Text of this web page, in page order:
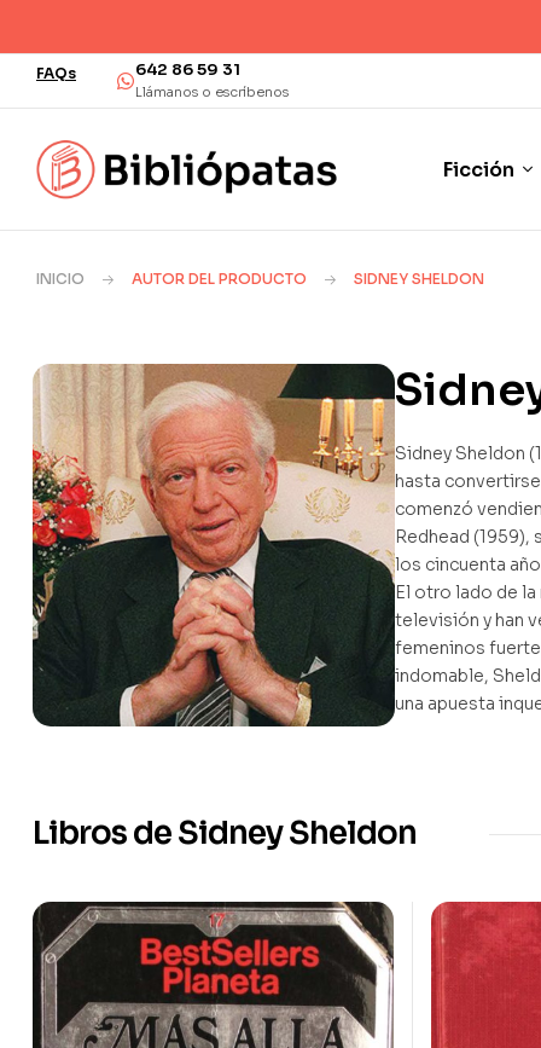
FAQs 642 86 59 31
Llámanos o escríbenos
Ficción
INICIO AUTOR DEL PRODUCTO SIDNEY SHELDON
Sidney Sheldon
hasta
comenzó
Redhead
los cincuenta
El otro lado de
televisión y han
femeninos
indomable,
una apuesta
Libros de Sidney Sheldon